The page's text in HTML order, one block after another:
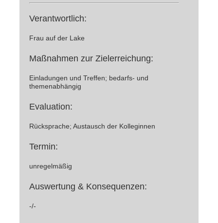
Verantwortlich:
Frau auf der Lake
Maßnahmen zur Zielerreichung:
Einladungen und Treffen; bedarfs- und
themenabhängig
Evaluation:
Rücksprache; Austausch der Kolleginnen
Termin:
unregelmäßig
Auswertung & Konsequenzen:
-/-